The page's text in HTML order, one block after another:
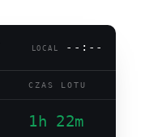
LOCAL --:--
CZAS LOTU
1h 22m